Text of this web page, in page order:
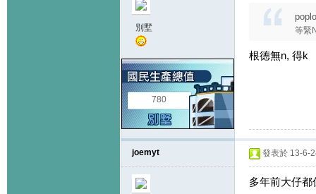
別墅
780
等緊
根德無n, 得k
joemyt 發表於 13-6-
多年前大仔都